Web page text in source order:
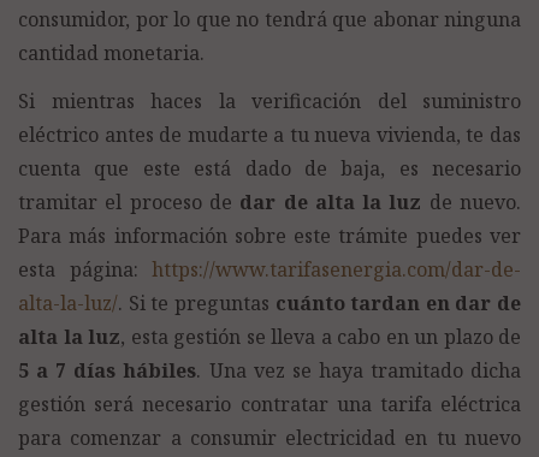
consumidor, por lo que no tendrá que abonar ninguna
cantidad monetaria.
Si mientras haces la verificación del suministro
eléctrico antes de mudarte a tu nueva vivienda, te das
cuenta que este está dado de baja, es necesario
tramitar el proceso de dar de alta la luz de nuevo.
Para más información sobre este trámite puedes ver
esta página: https://www.tarifasenergia.com/dar-de-
alta-la-luz/. Si te preguntas cuánto tardan en dar de
alta la luz, esta gestión se lleva a cabo en un plazo de
5 a 7 días hábiles. Una vez se haya tramitado dicha
gestión será necesario contratar una tarifa eléctrica
para comenzar a consumir electricidad en tu nuevo